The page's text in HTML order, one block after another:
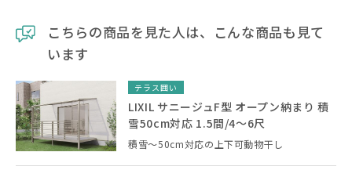
こちらの商品を見た人は、こんな商品も見て
います
テラス囲い
LIXIL サニージュF型 オープン納まり 積
雪50cm対応 1.5間/4〜6尺
積雪～50cm対応の上下可動物干し